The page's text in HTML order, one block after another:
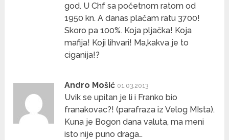
god. U Chf sa početnom ratom od
1950 kn. A danas plačam ratu 3700!
Skoro pa 100%. Koja pljačka! Koja
mafija! Koji lihvari! Ma,kakva je to
ciganija!?
Andro Mošić 01.03.2013
Uvik se upitan je li i Franko bio
franakovac?! (parafraza iz Velog MIsta).
Kuna je Bogon dana valuta, ma meni
isto nije puno draga…